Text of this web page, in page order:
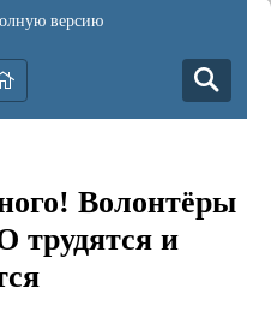
версию
Волонтёры
трудятся и